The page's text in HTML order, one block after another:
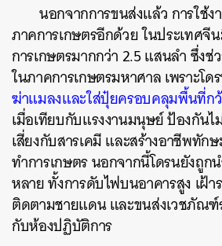
นอกจากการขนส่งแล้ว การใช้ง
ภาคการเกษตรอีกด้วย ในประเทศจี
การเกษตรมากกว่า 2.5 แสนลำ ซึ่ง
ในภาคการเกษตรมหาศาล เพราะโด
ฆ่าแมลงและใส่ปุ๋ยครอบคลุมพื้นที่กว้
เมื่อเทียบกับแรงงานมนุษย์ ป้องกัน
เสี่ยงกับสารเคมี และสร้างอาชีพทัก
ทำการเกษตร นอกจากนี้โดรนยังถูก
หลาย ทั้งการดับไฟบนอาคารสูง เฝ้า
ติดตามชายแดน และขนส่งเวชภัณฑ์
กับห้องปฏิบัติการ